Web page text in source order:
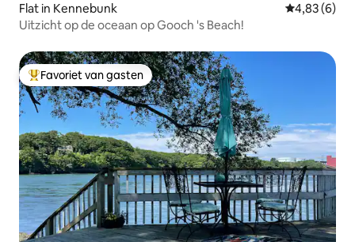
Flat in Kennebunk Gemiddelde
4,83 (6)
Uitzicht op de oceaan op Gooch 's Beach!
Topfavoriet van gasten
Favoriet van gasten